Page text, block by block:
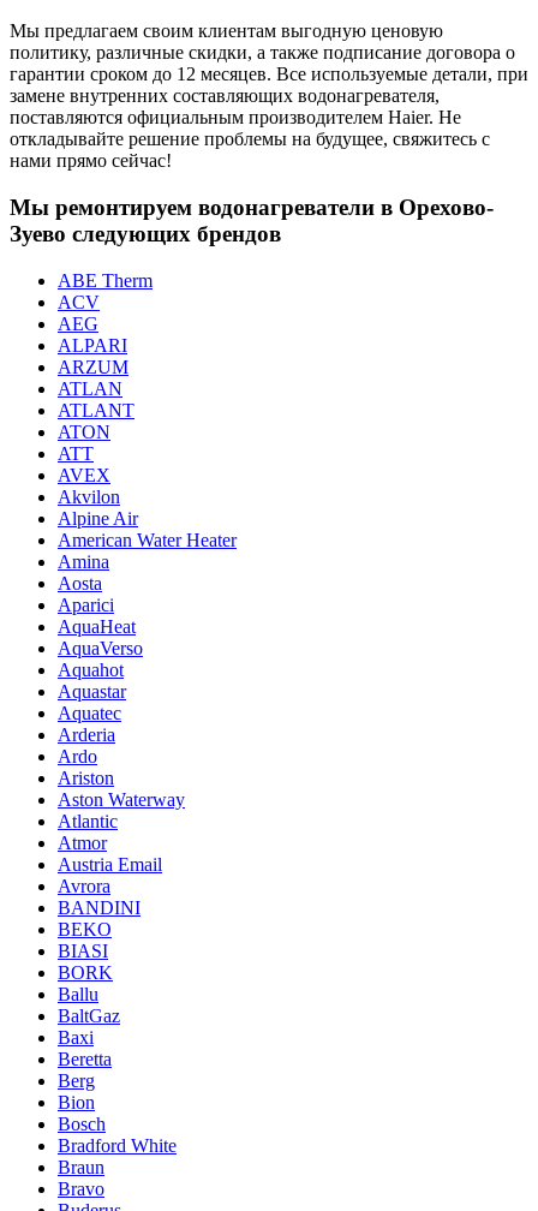
Мы предлагаем своим клиентам выгодную ценовую
политику, различные скидки, а также подписание договора о
гарантии сроком до 12 месяцев. Все используемые детали, при
замене внутренних составляющих водонагревателя,
поставляются официальным производителем Haier. Не
откладывайте решение проблемы на будущее, свяжитесь с
нами прямо сейчас!
Мы ремонтируем водонагреватели в Орехово-
Зуево следующих брендов
ABE Therm
ACV
AEG
ALPARI
ARZUM
ATLAN
ATLANT
ATON
ATT
AVEX
Akvilon
Alpine Air
American Water Heater
Amina
Aosta
Aparici
AquaHeat
AquaVerso
Aquahot
Aquastar
Aquatec
Arderia
Ardo
Ariston
Aston Waterway
Atlantic
Atmor
Austria Email
Avrora
BANDINI
BEKO
BIASI
BORK
Ballu
BaltGaz
Baxi
Beretta
Berg
Bion
Bosch
Bradford White
Braun
Bravo